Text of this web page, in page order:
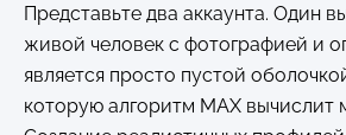
Представьте два аккаунта. Один
живой человек с фотографией и
является просто пустой
которую алгоритм MAX вычислит